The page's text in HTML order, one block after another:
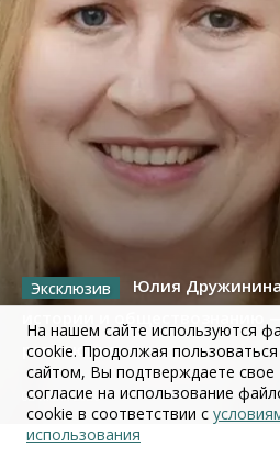
Юлия
революция
02 июля 2026
На нашем сайте используются
cookie. Продолжая пользоваться
сайтом, Вы подтверждаете свое
согласие на использование
cookie в соответствии с
использования